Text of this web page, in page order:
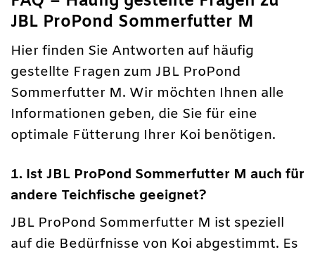
JBL ProPond Sommerfutter M
Hier finden Sie Antworten auf häufig
gestellte Fragen zum JBL ProPond
Sommerfutter M. Wir möchten Ihnen alle
Informationen geben, die Sie für eine
optimale Fütterung Ihrer Koi benötigen.
1. Ist JBL ProPond Sommerfutter M auch für
andere Teichfische geeignet?
JBL ProPond Sommerfutter M ist speziell
auf die Bedürfnisse von Koi abgestimmt. Es